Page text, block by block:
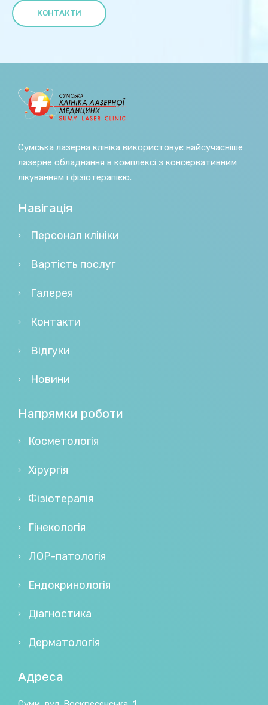
КОНТАКТИ
Сумська лазерна клініка використовує найсучасніше
лазерне обладнання в комплексі з консервативним
лікуванням і фізіотерапією.
Навігація
Персонал клініки
Вартість послуг
Галерея
Контакти
Відгуки
Новини
Напрямки роботи
Косметологія
Хірургія
Фізіотерапія
Гінекологія
ЛОР-патологія
Ендокринологія
Діагностика
Дерматологія
Адреса